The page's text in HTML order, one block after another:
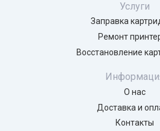
Услуги
Заправка
Ремонт
Восстановление
О нас
Доставка и
Контакты